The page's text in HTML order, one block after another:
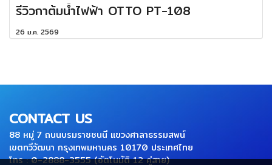
รีวิวกาต้มน้ำไฟฟ้า OTTO PT-108
26 ม.ค. 2569
CONTACT US
88 หมู่ 7 ถนนบรมราชชนนี แขวงศาลาธรรมสพน์
เขตทวีวัฒนา กรุงเทพมหานคร 10170 ประเทศไทย
โทร : 0-2888-3555 (อัตโนมัติ 12 คู่สาย)